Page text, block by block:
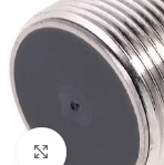
Click to